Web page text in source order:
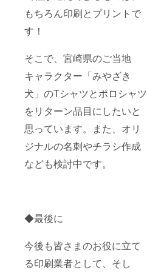
もちろん印刷とプリントで
す！
そこで、宮崎県のご当地
キャラクター「みやざき
犬」のTシャツとポロシャツ
をリターン品目にしたいと
思っています。また、オリ
ジナルの名刺やチラシ作成
なども検討中です。
◆最後に
今後も皆さまのお役に立て
る印刷業者として、そし